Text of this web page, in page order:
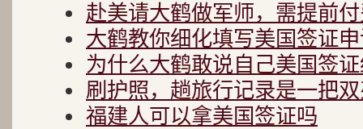
赴美请大鹤做军师，需提前
大鹤教你细化填写美国签证
为什么大鹤敢说自己美国签
刷护照，趟旅行记录是一把
福建人可以拿美国签证吗